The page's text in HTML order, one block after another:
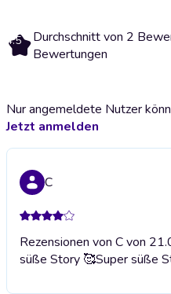
4.5 Durchschnitt von 2
Bewertungen
Nur angemeldete Nutzer
Jetzt anmelden
C
Rezensionen von C von
süße Story 🥰Super süße